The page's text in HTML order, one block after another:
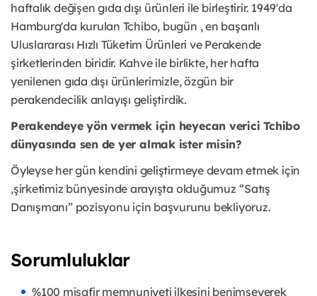
haftalık değişen gıda dışı ürünleri ile birleştirir. 1949'da
Hamburg'da kurulan Tchibo, bugün , en başarılı
Uluslararası Hızlı Tüketim Ürünleri ve Perakende
şirketlerinden biridir. Kahve ile birlikte, her hafta
yenilenen gıda dışı ürünlerimizle, özgün bir
perakendecilik anlayışı geliştirdik.
Perakendeye yön vermek için heyecan verici Tchibo
dünyasında sen de yer almak ister misin?
Öyleyse her gün kendini geliştirmeye devam etmek için
,şirketimiz bünyesinde arayışta olduğumuz ‘’Satış
Danışmanı” pozisyonu için başvurunu bekliyoruz.
Sorumluluklar
%100 misafir memnuniyeti ilkesini benimseyerek